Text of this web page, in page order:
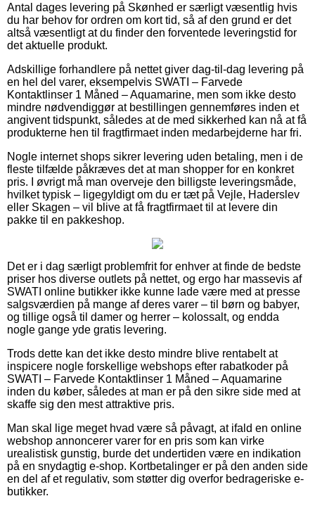
Antal dages levering på Skønhed er særligt væsentlig hvis
du har behov for ordren om kort tid, så af den grund er det
altså væsentligt at du finder den forventede leveringstid for
det aktuelle produkt.
Adskillige forhandlere på nettet giver dag-til-dag levering på
en hel del varer, eksempelvis SWATI – Farvede
Kontaktlinser 1 Måned – Aquamarine, men som ikke desto
mindre nødvendiggør at bestillingen gennemføres inden et
angivent tidspunkt, således at de med sikkerhed kan nå at få
produkterne hen til fragtfirmaet inden medarbejderne har fri.
Nogle internet shops sikrer levering uden betaling, men i de
fleste tilfælde påkræves det at man shopper for en konkret
pris. I øvrigt må man overveje den billigste leveringsmåde,
hvilket typisk – ligegyldigt om du er tæt på Vejle, Haderslev
eller Skagen – vil blive at få fragtfirmaet til at levere din
pakke til en pakkeshop.
Det er i dag særligt problemfrit for enhver at finde de bedste
priser hos diverse outlets på nettet, og ergo har massevis af
SWATI online butikker ikke kunne lade være med at presse
salgsværdien på mange af deres varer – til børn og babyer,
og tillige også til damer og herrer – kolossalt, og endda
nogle gange yde gratis levering.
Trods dette kan det ikke desto mindre blive rentabelt at
inspicere nogle forskellige webshops efter rabatkoder på
SWATI – Farvede Kontaktlinser 1 Måned – Aquamarine
inden du køber, således at man er på den sikre side med at
skaffe sig den mest attraktive pris.
Man skal lige meget hvad være så påvagt, at ifald en online
webshop annoncerer varer for en pris som kan virke
urealistisk gunstig, burde det undertiden være en indikation
på en snydagtig e-shop. Kortbetalinger er på den anden side
en del af et regulativ, som støtter dig overfor bedrageriske e-
butikker.